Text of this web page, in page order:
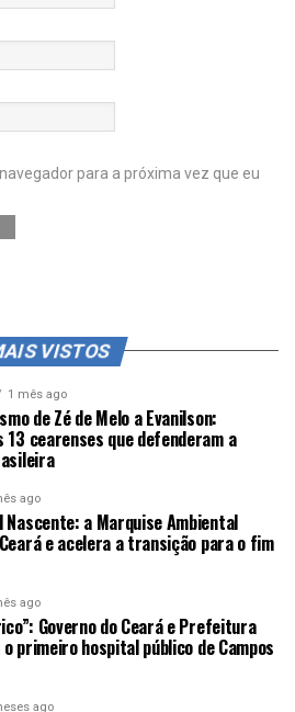
para a próxima vez que eu
VISTOS
1 mês ago
de Zé de Melo a Evanilson:
13 cearenses que defenderam a
ago
Nascente: a Marquise Ambiental
e acelera a transição para o fim
ago
Governo do Ceará e Prefeitura
primeiro hospital público de Campos
ago